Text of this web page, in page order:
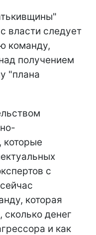
власти следует
команду,
получением
"плана
которые
с
которая
сколько денег
и как